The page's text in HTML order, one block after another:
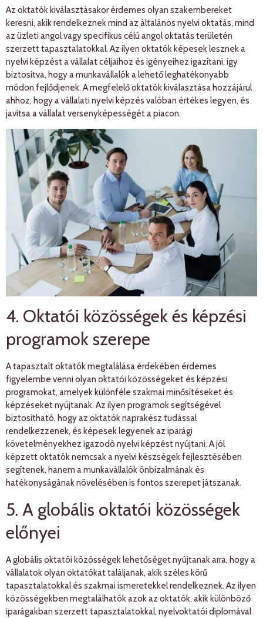
Az oktatók kiválasztásakor érdemes olyan szakembereket
keresni, akik rendelkeznek mind az általános nyelvi oktatás, mind
az üzleti angol vagy specifikus célú angol oktatás területén
szerzett tapasztalatokkal. Az ilyen oktatók képesek lesznek a
nyelvi képzést a vállalat céljaihoz és igényeihez igazítani, így
biztosítva, hogy a munkavállalók a lehető leghatékonyabb
módon fejlődjenek. A megfelelő oktatók kiválasztása hozzájárul
ahhoz, hogy a vállalati nyelvi képzés valóban értékes legyen, és
javítsa a vállalat versenyképességét a piacon.
4. Oktatói közösségek és képzési
programok szerepe
A tapasztalt oktatók megtalálása érdekében érdemes
figyelembe venni olyan oktatói közösségeket és képzési
programokat, amelyek különféle szakmai minősítéseket és
képzéseket nyújtanak. Az ilyen programok segítségével
biztosítható, hogy az oktatók naprakész tudással
rendelkezzenek, és képesek legyenek az iparági
követelményekhez igazodó nyelvi képzést nyújtani. A jól
képzett oktatók nemcsak a nyelvi készségek fejlesztésében
segítenek, hanem a munkavállalók önbizalmának és
hatékonyságának növelésében is fontos szerepet játszanak.
5. A globális oktatói közösségek
előnyei
A globális oktatói közösségek lehetőséget nyújtanak arra, hogy a
vállalatok olyan oktatókat találjanak, akik széles körű
tapasztalatokkal és szakmai ismeretekkel rendelkeznek. Az ilyen
közösségekben megtalálhatók azok az oktatók, akik különböző
iparágakban szerzett tapasztalatokkal, nyelvoktatói diplomával